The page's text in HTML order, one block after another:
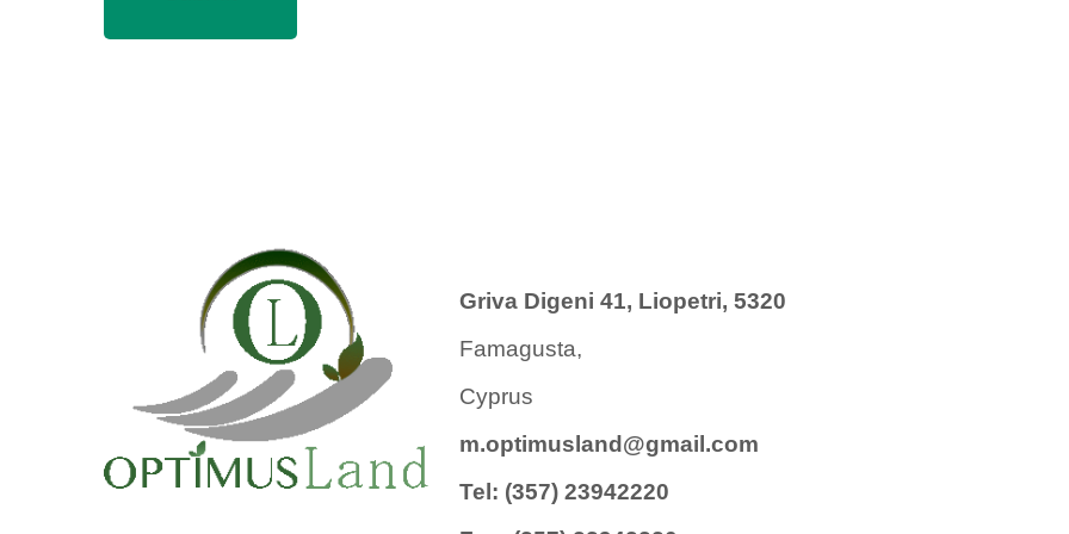
Griva Digeni 41, Liopetri, 5320
Famagusta,
Cyprus
m.optimusland@gmail.com
Tel: (357) 23942220